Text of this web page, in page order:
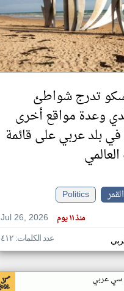
تدرج شواطئ
وعدة مواقع أخرى
بلد عربي على قائمة
Politics
Jul 26, 2026
منذ ١١ يوم
عدد الكلمات: ٤١٢
سي عربي